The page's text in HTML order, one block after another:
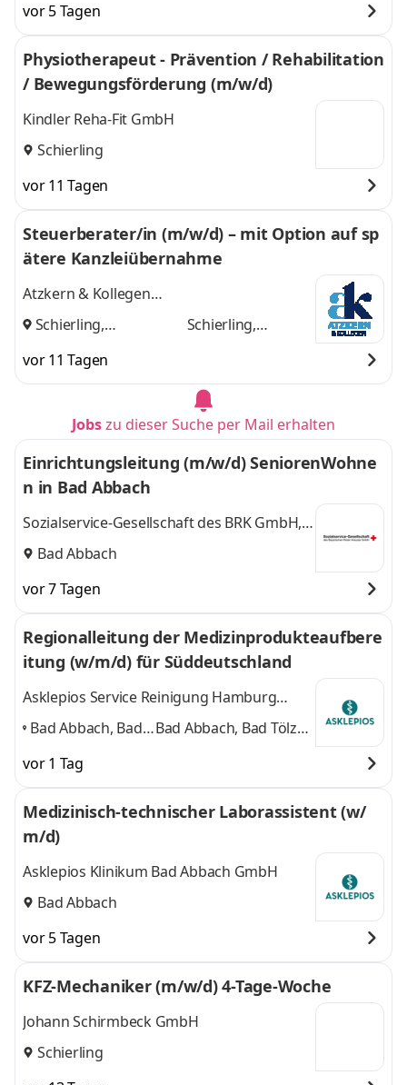
vor 5 Tagen
Physiotherapeut - Prävention / Rehabilitation
/ Bewegungsförderung (m/w/d)
Kindler Reha-Fit GmbH
Schierling
vor 11 Tagen
Steuerberater/in (m/w/d) – mit Option auf sp
ätere Kanzleiübernahme
Atzkern & Kollegen
Steuerberatungsgesellschaft mbH
Schierling,
Schierling,
vor 11 Tagen
Jobszu dieser Suche per Mail erhalten
Einrichtungsleitung (m/w/d) SeniorenWohne
n in Bad Abbach
Sozialservice-Gesellschaft des BRK GmbH,
SeniorenWohnen Bad Abbach
Bad Abbach
vor 7 Tagen
Regionalleitung der Medizinprodukteaufbere
itung (w/m/d) für Süddeutschland
Asklepios Service Reinigung Hamburg
GmbH
Bad Abbach, Bad
Lindau,
Schwandorf,
Bad Abbach, Bad Tölz,
weitere
vor 1 Tag
Medizinisch-technischer Laborassistent (w/
m/d)
Asklepios Klinikum Bad Abbach GmbH
Bad Abbach
vor 5 Tagen
KFZ-Mechaniker (m/w/d) 4-Tage-Woche
Johann Schirmbeck GmbH
Schierling